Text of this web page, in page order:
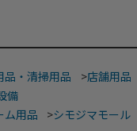
品・清掃用品 >店舗用品
備
ム用品
>シモジマモール